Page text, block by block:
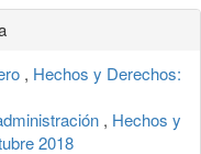
, Hechos y Derechos:
, Hechos y
2018